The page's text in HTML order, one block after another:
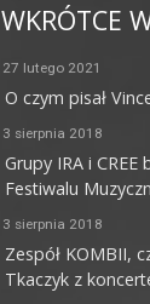
WKRÓTCE
27 lutego 2021
O czym pisał
3 sierpnia 2018
Grupy IRA i
Festiwalu
3 sierpnia 2018
Zespół KOMBII,
Tkaczyk z